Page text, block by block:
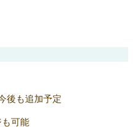
後も追加予定
も可能